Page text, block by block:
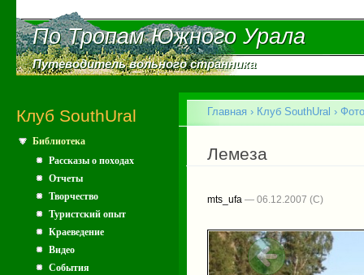
По Тропам Южного Урала
По Тропам Южного Урала
Путеводитель вольного странника
Путеводитель вольного странника
Клуб SouthUral
Библиотека
Рассказы о походах
Отчеты
Творчество
Туристский опыт
Краеведение
Видео
События
Вы здесь
Главная › Клуб SouthUral ›
Лемеза
mts_ufa — 06.12.2007